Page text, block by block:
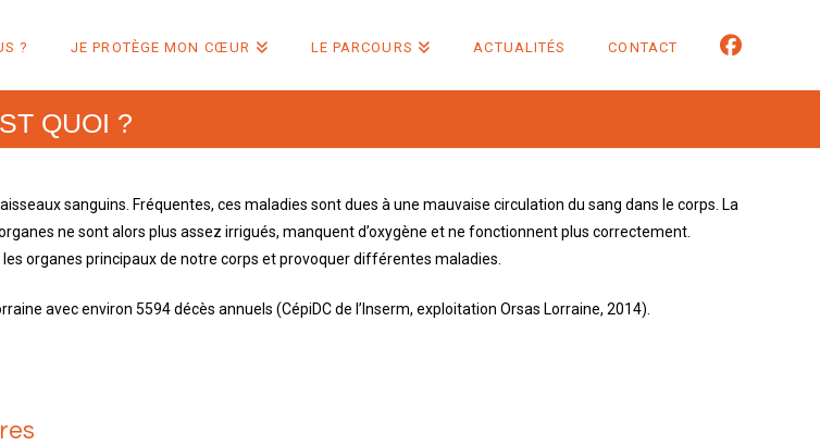
? JE PROTÈGE MON CŒUR LE PARCOURS ACTUALITÉS CONTACT
QUOI ?
sanguins. Fréquentes, ces maladies sont dues à une mauvaise circulation du sang dans le corps. La
ne sont alors plus assez irrigués, manquent d’oxygène et ne fonctionnent plus correctement.
organes principaux de notre corps et provoquer différentes maladies.
avec environ 5594 décès annuels (CépiDC de l’Inserm, exploitation Orsas Lorraine, 2014).